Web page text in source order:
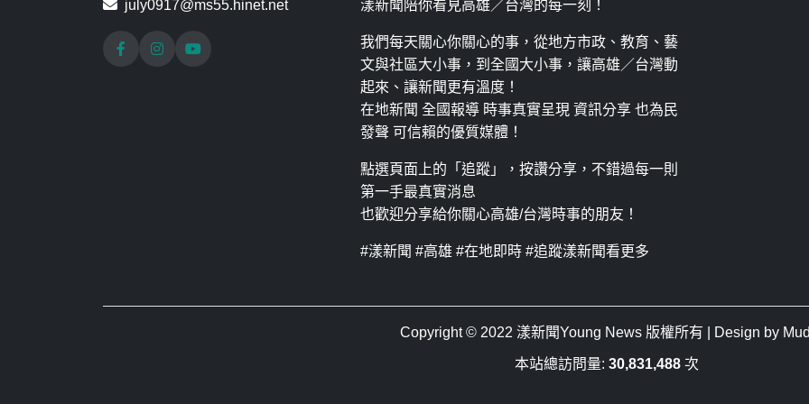
july0917@ms55.hinet.net 漾新聞陪你看見高雄／台灣的每一刻！
我們每天關心你關心的事，從地方市政、教育、藝
文與社區大小事，到全國大小事，讓高雄／台灣動
起來、讓新聞更有溫度！
在地新聞 全國報導 時事真實呈現 資訊分享 也為民
發聲 可信賴的優質媒體！
點選頁面上的「追蹤」，按讚分享，不錯過每一則
第一手最真實消息
也歡迎分享給你關心高雄/台灣時事的朋友！
#漾新聞 #高雄 #在地即時 #追蹤漾新聞看更多
Copyright © 2022 漾新聞Young News 版權所有 | Design by
本站總訪問量: 30,831,488 次